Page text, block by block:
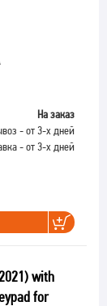
На заказ
- от 3-х дней
- от 3-х дней
with
for